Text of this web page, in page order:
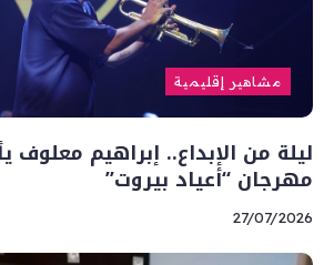
مشاهير إقليمية
ليلة من الإبداع.. إبراهيم
مهرجان “أعياد بيروت”
27/07/2026